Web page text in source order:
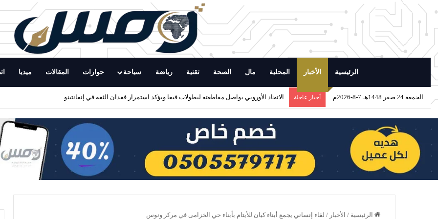
الرئيسية الأخبار المحلية مال الصحة تقنية رياضة سياحة حوارات المقالات ميديا
الجمعة 24 صفر 1448هـ 7-8-2026م أخبار عاجلة الاتحاد الأوروبي يواصل مقاطعته لبطولات فيفا ويؤكد استمرار فقدان الثقة في إنفانتينو
الرئيسية / الأخبار / لقاء إنساني يجمع أبناء كيان للأيتام بأبناء حي الخزامى في مركز ونوس